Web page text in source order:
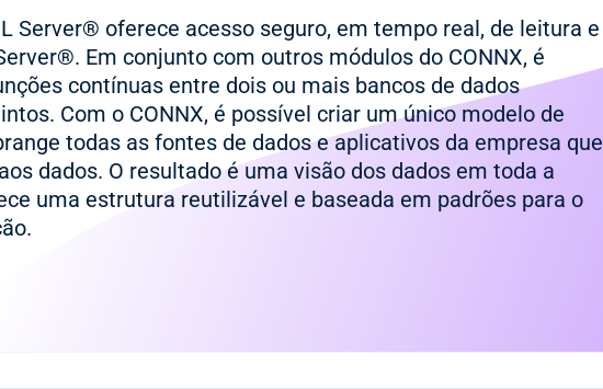
Server® oferece acesso seguro, em tempo real, de leitura e
Em conjunto com outros módulos do CONNX, é
contínuas entre dois ou mais bancos de dados
Com o CONNX, é possível criar um único modelo de
todas as fontes de dados e aplicativos da empresa que
dados. O resultado é uma visão dos dados em toda a
uma estrutura reutilizável e baseada em padrões para o